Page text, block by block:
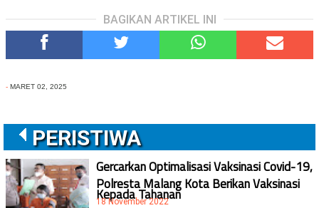
BAGIKAN ARTIKEL INI
- MARET 02, 2025
PERISTIWA
Gercarkan Optimalisasi Vaksinasi Covid-19,
Polresta Malang Kota Berikan Vaksinasi
Kepada Tahanan
18 November 2022